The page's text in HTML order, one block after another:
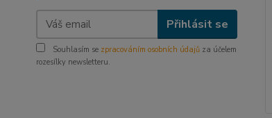
Přihlásit se
Souhlasím se zpracováním osobních údajů za účelem
rozesílky newsletteru.